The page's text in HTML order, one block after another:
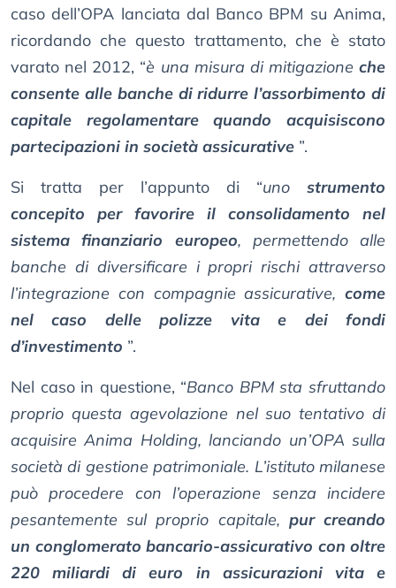
caso dell’OPA lanciata dal Banco BPM su Anima,
ricordando che questo trattamento, che è stato
varato nel 2012, “è una misura di mitigazione che
consente alle banche di ridurre l’assorbimento di
capitale regolamentare quando acquisiscono
partecipazioni in società assicurative ”.
Si tratta per l’appunto di “uno strumento
concepito per favorire il consolidamento nel
sistema finanziario europeo, permettendo alle
banche di diversificare i propri rischi attraverso
l’integrazione con compagnie assicurative, come
nel caso delle polizze vita e dei fondi
d’investimento ”.
Nel caso in questione, “Banco BPM sta sfruttando
proprio questa agevolazione nel suo tentativo di
acquisire Anima Holding, lanciando un’OPA sulla
società di gestione patrimoniale. L’istituto milanese
può procedere con l’operazione senza incidere
pesantemente sul proprio capitale, pur creando
un conglomerato bancario-assicurativo con oltre
220 miliardi di euro in assicurazioni vita e